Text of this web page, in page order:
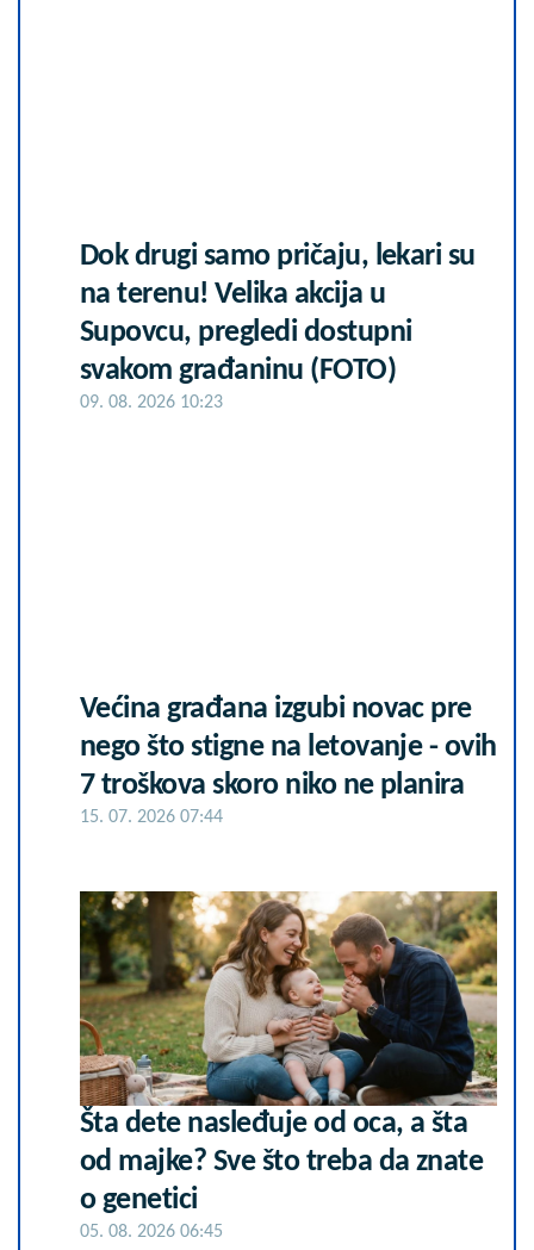
Dok drugi samo pričaju, lekari su
na terenu! Velika akcija u
Supovcu, pregledi dostupni
svakom građaninu (FOTO)
09. 08. 2026 10:23
Većina građana izgubi novac pre
nego što stigne na letovanje - ovih
7 troškova skoro niko ne planira
15. 07. 2026 07:44
Šta dete nasleđuje od oca, a šta
od majke? Sve što treba da znate
o genetici
05. 08. 2026 06:45